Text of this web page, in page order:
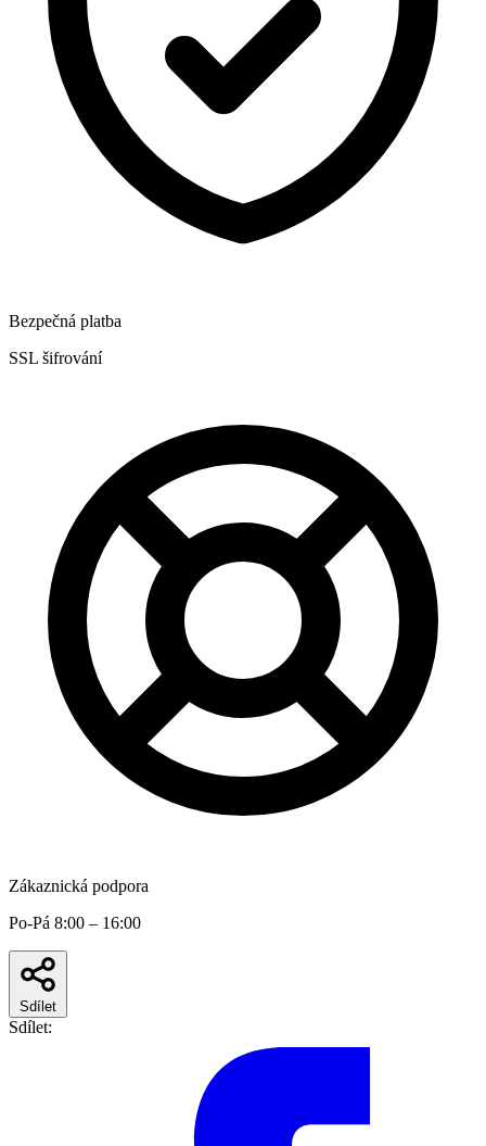
Bezpečná platba
SSL šifrování
Zákaznická podpora
Po-Pá 8:00 – 16:00
Sdílet
Sdílet: